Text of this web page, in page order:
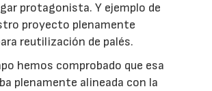
protagonista. Y ejemplo de
proyecto plenamente
reutilización de palés.
hemos comprobado que esa
plenamente alineada con la